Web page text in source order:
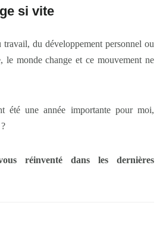
si vite
du développement personnel ou
le monde change et ce mouvement ne
été une année importante pour moi,
réinventé dans les dernières